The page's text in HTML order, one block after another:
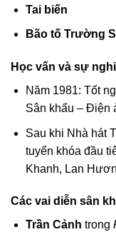
Tai biến
Bão tố Trường
Học vấn và sự
Năm 1981: Tốt
Sân khấu – Điện
Sau khi Nhà hát
tuyển khóa đầu
Khanh, Lan
Các vai diễn sân
Trần Cảnh trong